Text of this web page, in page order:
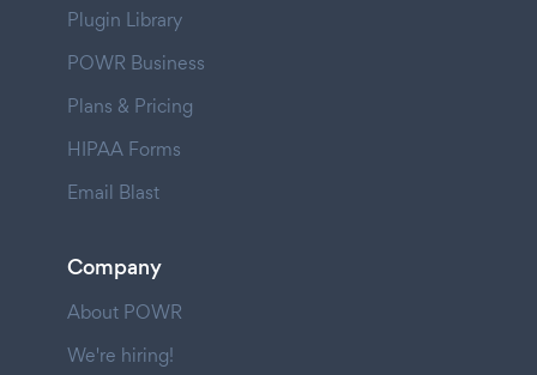
Plugin Library
POWR Business
Plans & Pricing
HIPAA Forms
Email Blast
Company
About POWR
We're hiring!